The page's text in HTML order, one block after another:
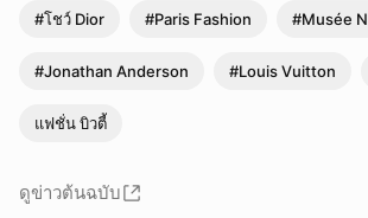
#โชว์ Dior #Paris Fashion #Musée
#Jonathan Anderson #Louis Vuitton
แฟชั่น บิวตี้
ดูข่าวต้นฉบับ